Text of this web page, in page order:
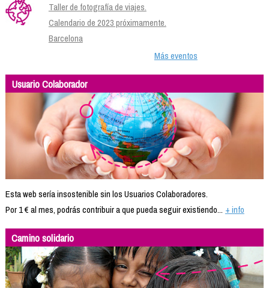
Taller de fotografía de viajes.
Calendario de 2023 próximamente.
Barcelona
Más eventos
Usuario Colaborador
Esta web sería insostenible sin los Usuarios Colaboradores.
Por 1 € al mes, podrás contribuir a que pueda seguir existiendo... + info
Camino solidario